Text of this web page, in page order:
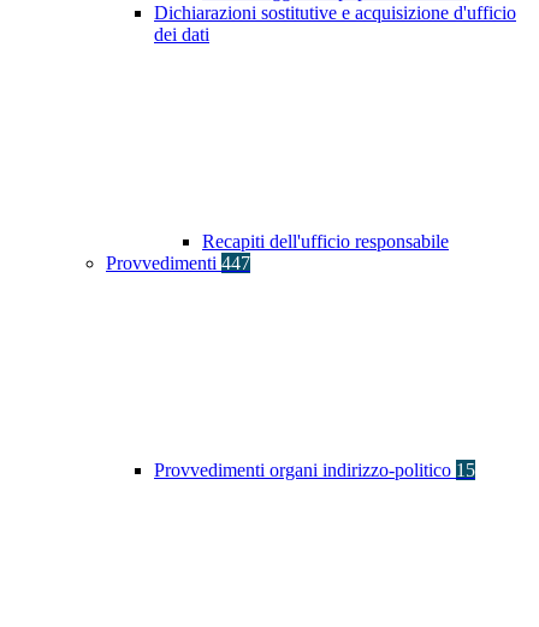
Dichiarazioni sostitutive e acquisizione d'ufficio
dei dati
Recapiti dell'ufficio responsabile
Provvedimenti 447
Provvedimenti organi indirizzo-politico 15